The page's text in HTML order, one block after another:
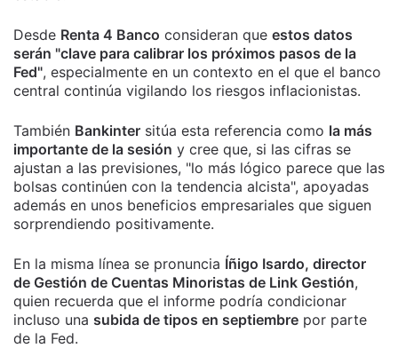
Desde Renta 4 Banco consideran que estos datos
serán "clave para calibrar los próximos pasos de la
Fed", especialmente en un contexto en el que el banco
central continúa vigilando los riesgos inflacionistas.
También Bankinter sitúa esta referencia como la más
importante de la sesión y cree que, si las cifras se
ajustan a las previsiones, "lo más lógico parece que las
bolsas continúen con la tendencia alcista", apoyadas
además en unos beneficios empresariales que siguen
sorprendiendo positivamente.
En la misma línea se pronuncia Íñigo Isardo, director
de Gestión de Cuentas Minoristas de Link Gestión,
quien recuerda que el informe podría condicionar
incluso una subida de tipos en septiembre por parte
de la Fed.